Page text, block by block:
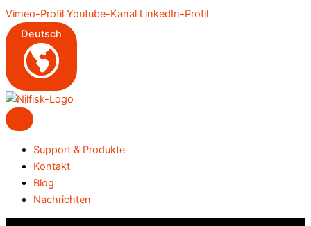
Zum
Inhalt
springen
Vimeo-Profil Youtube-Kanal LinkedIn-Profil
Deutsch
Support & Produkte
Kontakt
Blog
Nachrichten